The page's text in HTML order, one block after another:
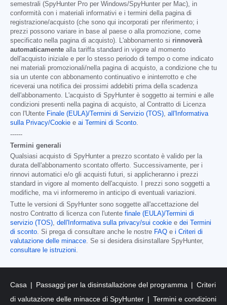
semestrali (SpyHunter Pro per Windows/SpyHunter per Mac), in
conformità con i materiali informativi e i termini della pagina di
registrazione/acquisto (che sono qui incorporati per riferimento; i
prezzi possono variare in base al paese o alla promozione, come
specificato nella pagina di acquisto). L'abbonamento si rinnoverà
automaticamente alla tariffa standard in vigore al momento
dell'acquisto iniziale e per lo stesso periodo di tempo o come indicato
nei materiali promozionali/nella pagina di acquisto, a condizione che tu
sia un utente con abbonamento continuativo e ininterrotto e che
riceverai una notifica dei prossimi addebiti prima della scadenza
dell'abbonamento. L'acquisto di SpyHunter è soggetto ai termini e alle
condizioni presenti nella pagina di acquisto, al Contratto di Licenza
con l'Utente Finale (EULA)/Termini di Servizio (TOS), all'Informativa
sulla Privacy/Cookie e ai Termini di Sconto.
------
Termini generali
Qualsiasi acquisto di SpyHunter a prezzo scontato è valido per la
durata dell'abbonamento scontato offerto. Successivamente, per i
rinnovi automatici e/o gli acquisti futuri, si applicheranno i prezzi
standard in vigore al momento dell'acquisto. I prezzi sono soggetti a
modifiche, ma vi informeremo in anticipo di eventuali variazioni.
Tutte le versioni di SpyHunter sono soggette all'accettazione del
nostro Contratto di licenza con l'utente finale (EULA)/Termini di
servizio (TOS), dell'Informativa sulla privacy/sui cookie e dei Termini
di sconto. Si prega di consultare anche le nostre FAQ e i Criteri di
valutazione delle minacce. Se si desidera disinstallare SpyHunter,
consultare le istruzioni.
Casa Passaggi per la disinstallazione del programma
Criteri
di valutazione delle minacce di SpyHunter
Termini e condizioni